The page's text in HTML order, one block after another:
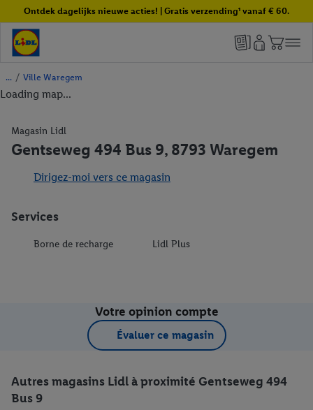
Ontdek dagelijks nieuwe acties! | Gratis verzending¹ vanaf € 60.
/ Ville Waregem
Loading map...
Magasin Lidl
Gentseweg 494 Bus 9, 8793 Waregem
Dirigez-moi vers ce magasin
Services
Borne de recharge Lidl Plus
Votre opinion compte
Évaluer ce magasin
Autres magasins Lidl à proximité Gentseweg 494
Bus 9